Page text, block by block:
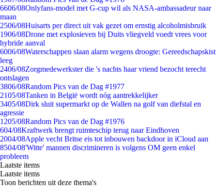
6606/08Onlyfans-model met G-cup wil als NASA-ambassadeur naar
maan
2506/08Huisarts per direct uit vak gezet om ernstig alcoholmisbruik
1906/08Drone met explosieven bij Duits vliegveld voedt vrees voor
hybride aanval
6006/08Waterschappen slaan alarm wegens droogte: Gereedschapskist
leeg
2406/08Zorgmedewerkster die 's nachts haar vriend bezocht terecht
ontslagen
3806/08Random Pics van de Dag #1977
2105/08Tanken in België wordt nóg aantrekkelijker
3405/08Dirk sluit supermarkt op de Wallen na golf van diefstal en
agressie
1205/08Random Pics van de Dag #1976
604/08Kraftwerk brengt ruimteschip terug naar Eindhoven
2004/08Apple vecht Britse eis tot inbouwen backdoor in iCloud aan
8504/08'Witte' mannen discrimineren is volgens OM geen enkel
probleem
Laatste items
Laatste items
Toon berichten uit deze thema's